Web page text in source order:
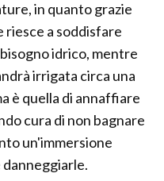
in quanto grazie
riesce a soddisfare
idrico, mentre
irrigata circa una
è quella di annaffiare
cura di non bagnare
un'immersione